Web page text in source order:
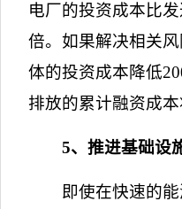
电厂的投资成本比
倍。如果解决相关
体的投资成本降低
排放的累计融资成
5、推进基础设
即使在快速的